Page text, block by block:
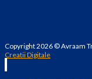
Copyright 2026 © Avraam
Creatii Digitale